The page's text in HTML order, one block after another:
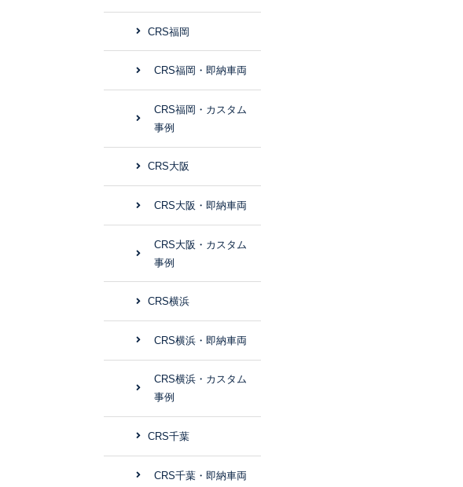
CRS福岡
CRS福岡・即納車両
CRS福岡・カスタム
事例
CRS大阪
CRS大阪・即納車両
CRS大阪・カスタム
事例
CRS横浜
CRS横浜・即納車両
CRS横浜・カスタム
事例
CRS千葉
CRS千葉・即納車両